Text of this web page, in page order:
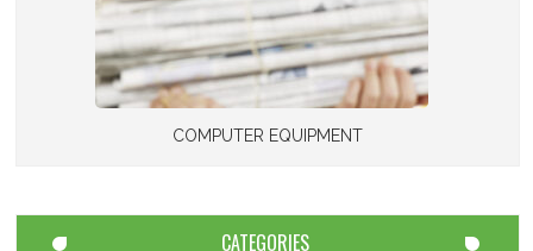
COMPUTER EQUIPMENT
CATEGORIES